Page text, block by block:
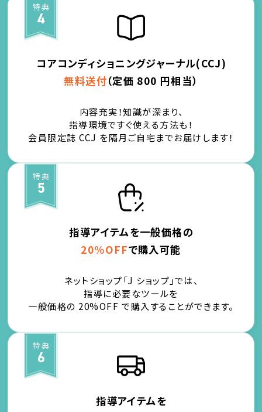
コアコンディショニングジャーナル(CCJ)
無料送付（定価 800 円相当）
内容充実！知識が深まり、
指導環境ですぐ使える方法も！
会員限定誌 CCJ を隔月ご自宅までお届けします！
特典
4
指導アイテムを一般価格の
20%OFFで購入可能
ネットショップ「J ショップ」では、
指導に必要なツールを
一般価格の 20%OFF で購入することができます。
特典
5
指導アイテムを
特典
6